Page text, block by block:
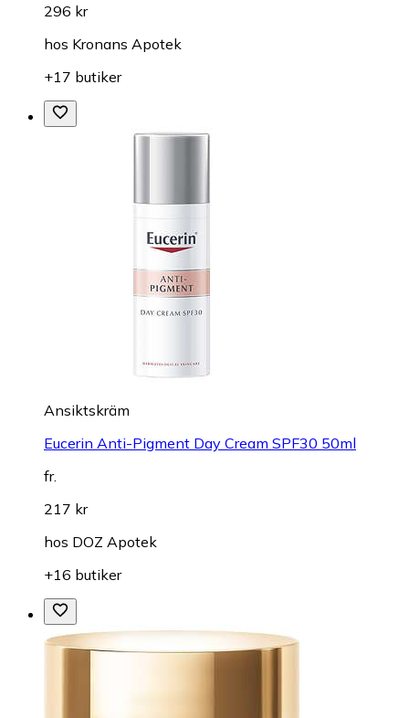
296 kr
hos Kronans Apotek
+17 butiker
Ansiktskräm
Eucerin Anti-Pigment Day Cream SPF30 50ml
fr.
217 kr
hos DOZ Apotek
+16 butiker